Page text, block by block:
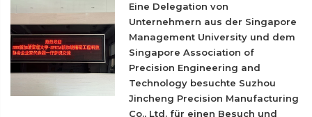
hochfesten Materialien in der
Elektrofahrzeug-Industrie zu decken. Mit
seiner fortschrittlichen
Drahtformtechnologie für
Aluminiumlegierungen und ihrer starken
Produktionskapazität hat Jincheng
Precision sich zu einem der wichtigsten
Zulieferer in BYDs Lieferkette entwickelt.
Eine Delegation von
Unternehmern aus der Singapore
Management University und dem
Singapore Association of
Precision Engineering and
Technology besuchte Suzhou
Jincheng Precision Manufacturing
Co., Ltd. für einen Besuch und